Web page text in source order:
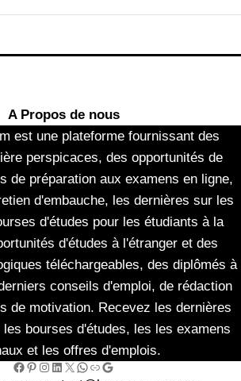
A Propos de nous
est une plateforme fournissant des
perspicaces, des opportunités de
de préparation aux examens en ligne,
d'embauche, les dernières sur les
d'études pour les étudiants à la
d'études à l'étranger et des
téléchargeables, des diplômés à
conseils d'emploi, de rédaction
de motivation. Recevez les dernières
bourses d'études, les les examens
et les offres d'emplois.
Facebook Pinterest InstagramLinkedIn X WhatsApp Link Google